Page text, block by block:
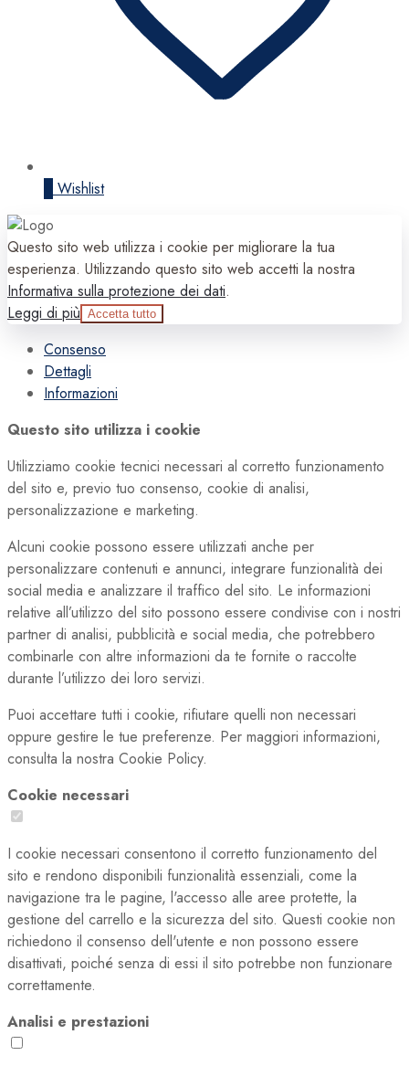
Wishlist
Questo sito web utilizza i cookie per migliorare la tua
esperienza. Utilizzando questo sito web accetti la nostra
Informativa sulla protezione dei dati.
Leggi di più Accetta tutto
Consenso
Dettagli
Informazioni
Questo sito utilizza i cookie
Utilizziamo cookie tecnici necessari al corretto funzionamento
del sito e, previo tuo consenso, cookie di analisi,
personalizzazione e marketing.
Alcuni cookie possono essere utilizzati anche per
personalizzare contenuti e annunci, integrare funzionalità dei
social media e analizzare il traffico del sito. Le informazioni
relative all’utilizzo del sito possono essere condivise con i nostri
partner di analisi, pubblicità e social media, che potrebbero
combinarle con altre informazioni da te fornite o raccolte
durante l’utilizzo dei loro servizi.
Puoi accettare tutti i cookie, rifiutare quelli non necessari
oppure gestire le tue preferenze. Per maggiori informazioni,
consulta la nostra Cookie Policy.
Cookie necessari
I cookie necessari consentono il corretto funzionamento del
sito e rendono disponibili funzionalità essenziali, come la
navigazione tra le pagine, l'accesso alle aree protette, la
gestione del carrello e la sicurezza del sito. Questi cookie non
richiedono il consenso dell'utente e non possono essere
disattivati, poiché senza di essi il sito potrebbe non funzionare
correttamente.
Analisi e prestazioni